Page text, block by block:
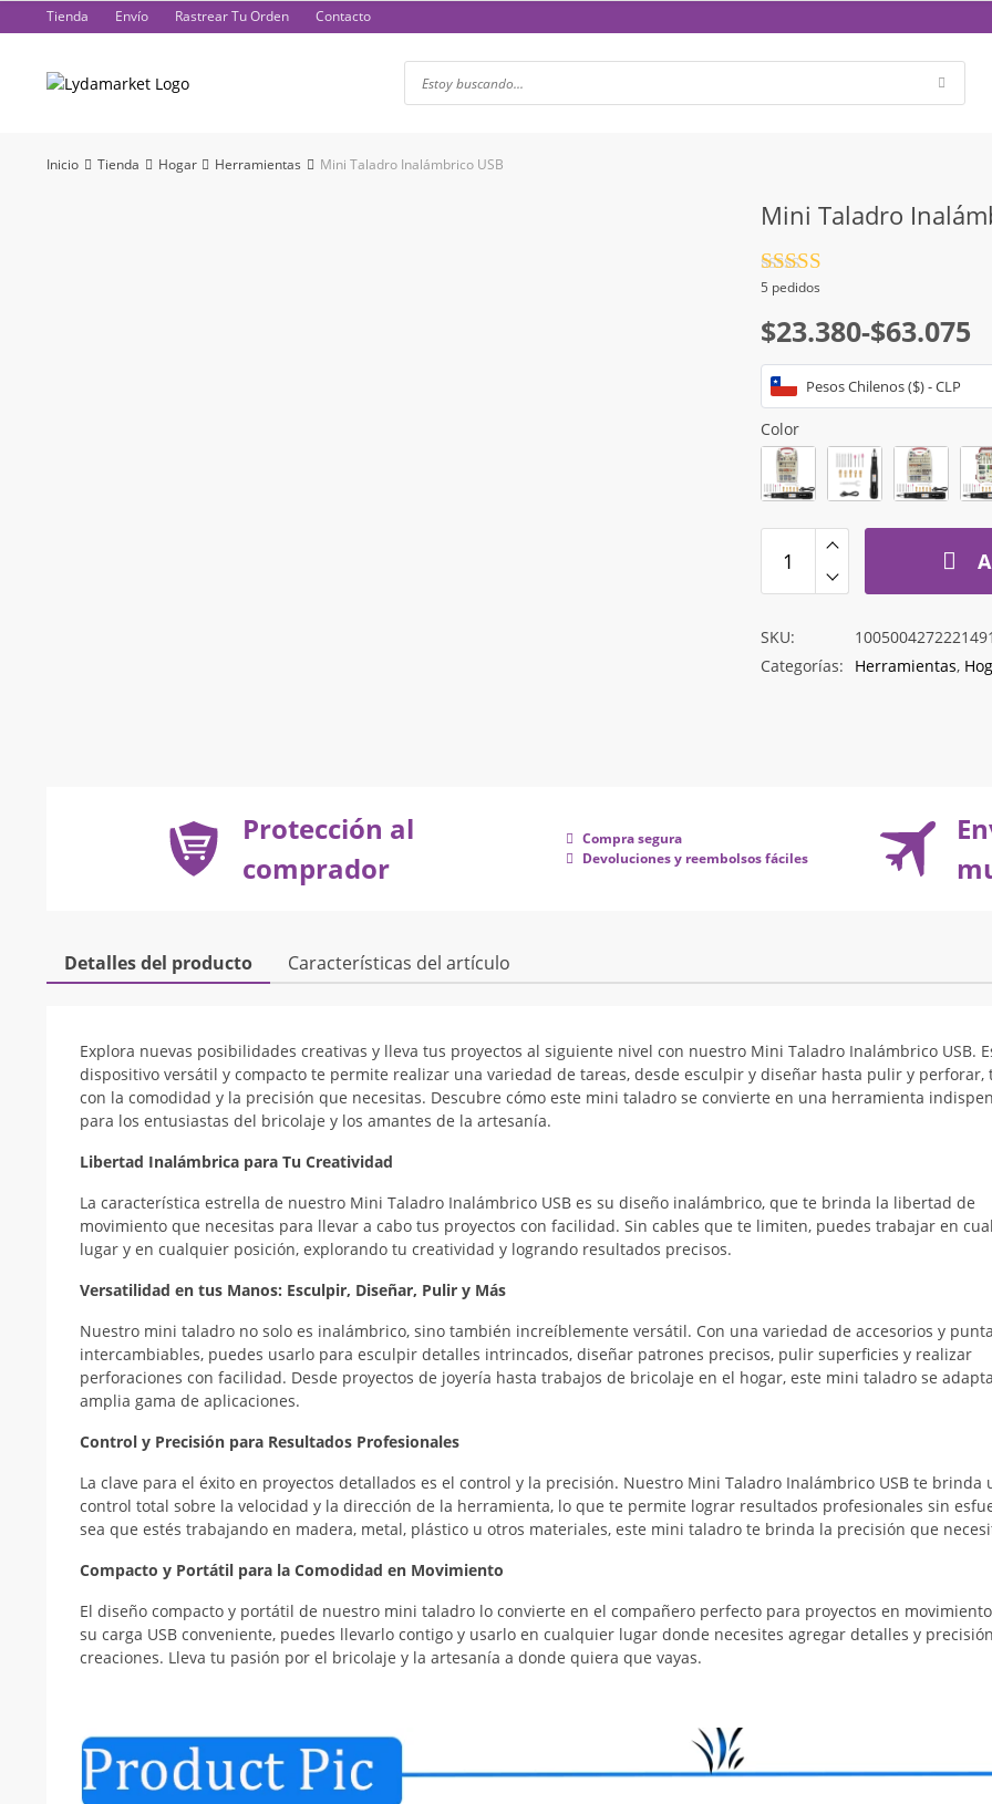
al
Tienda Envío Rastrear Tu Orden Contacto
Inicio Tienda Hogar Herramientas Mini Taladro Inalámbrico USB
Mini Taladro
Valorado
con
5
5 pedidos
$23.380-$63.075
Rango
de
precios:
desde
$23.380
hasta
$63.075
Pesos Chilenos ($) - CLP
Color
SKU:
1005004272221491
Categorías:
Herramientas,
Protección al
comprador
Compra segura
Devoluciones y reembolsos fáciles
Detalles del producto Características del artículo
Explora nuevas posibilidades creativas y lleva tus proyectos al siguiente nivel con nuestro Mini Taladro Inalámbrico USB.
dispositivo versátil y compacto te permite realizar una variedad de tareas, desde esculpir y diseñar hasta pulir y perforar,
con la comodidad y la precisión que necesitas. Descubre cómo este mini taladro se convierte en una herramienta
para los entusiastas del bricolaje y los amantes de la artesanía.
Libertad Inalámbrica para Tu Creatividad
La característica estrella de nuestro Mini Taladro Inalámbrico USB es su diseño inalámbrico, que te brinda la libertad de
movimiento que necesitas para llevar a cabo tus proyectos con facilidad. Sin cables que te limiten, puedes trabajar en
lugar y en cualquier posición, explorando tu creatividad y logrando resultados precisos.
Versatilidad en tus Manos: Esculpir, Diseñar, Pulir y Más
Nuestro mini taladro no solo es inalámbrico, sino también increíblemente versátil. Con una variedad de accesorios y
intercambiables, puedes usarlo para esculpir detalles intrincados, diseñar patrones precisos, pulir superficies y realizar
perforaciones con facilidad. Desde proyectos de joyería hasta trabajos de bricolaje en el hogar, este mini taladro se
amplia gama de aplicaciones.
Control y Precisión para Resultados Profesionales
La clave para el éxito en proyectos detallados es el control y la precisión. Nuestro Mini Taladro Inalámbrico USB te brinda
control total sobre la velocidad y la dirección de la herramienta, lo que te permite lograr resultados profesionales sin
sea que estés trabajando en madera, metal, plástico u otros materiales, este mini taladro te brinda la precisión que
Compacto y Portátil para la Comodidad en Movimiento
El diseño compacto y portátil de nuestro mini taladro lo convierte en el compañero perfecto para proyectos en
su carga USB conveniente, puedes llevarlo contigo y usarlo en cualquier lugar donde necesites agregar detalles y
creaciones. Lleva tu pasión por el bricolaje y la artesanía a donde quiera que vayas.